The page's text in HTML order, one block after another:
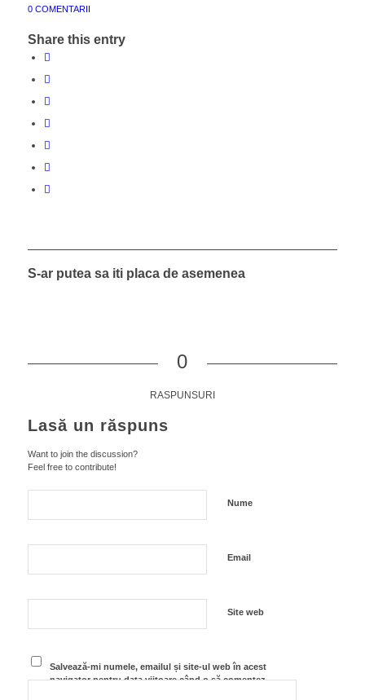
0 COMENTARII
Share this entry
S-ar putea sa iti placa de asemenea
0
RASPUNSURI
Lasă un răspuns
Want to join the discussion?
Feel free to contribute!
Nume
Email
Site web
Salvează-mi numele, emailul și site-ul web în acest
navigator pentru data viitoare când o să comentez.